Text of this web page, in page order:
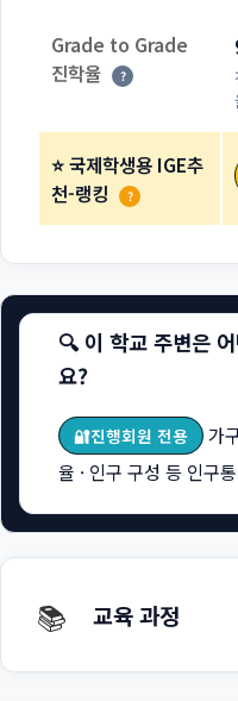
Grade to Grade
진학율
?
⭐ 국제학생용 IGE추
천-랭킹
?
🔍 이 학교 주변은
요?
🔐진행회원 전용
가
율 · 인구 구성 등 인구
📚 교육 과정